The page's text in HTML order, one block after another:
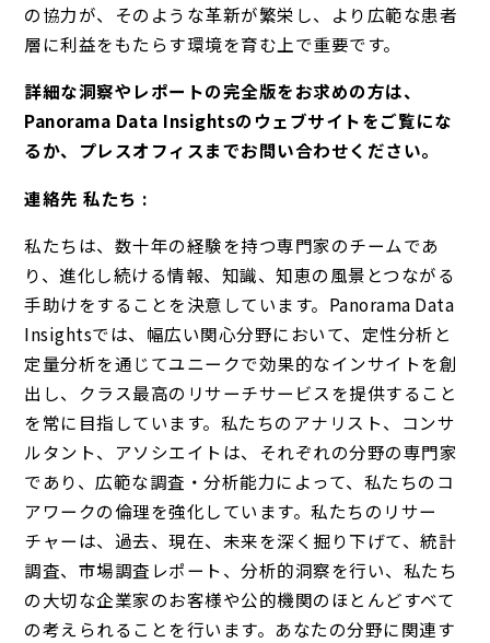
の協力が、そのような革新が繁栄し、より広範な患者
層に利益をもたらす環境を育む上で重要です。
詳細な洞察やレポートの完全版をお求めの方は、
Panorama Data Insightsのウェブサイトをご覧にな
るか、プレスオフィスまでお問い合わせください。
連絡先 私たち :
私たちは、数十年の経験を持つ専門家のチームであ
り、進化し続ける情報、知識、知恵の風景とつながる
手助けをすることを決意しています。Panorama Data
Insightsでは、幅広い関心分野において、定性分析と
定量分析を通じてユニークで効果的なインサイトを創
出し、クラス最高のリサーチサービスを提供すること
を常に目指しています。私たちのアナリスト、コンサ
ルタント、アソシエイトは、それぞれの分野の専門家
であり、広範な調査・分析能力によって、私たちのコ
アワークの倫理を強化しています。私たちのリサー
チャーは、過去、現在、未来を深く掘り下げて、統計
調査、市場調査レポート、分析的洞察を行い、私たち
の大切な企業家のお客様や公的機関のほとんどすべて
の考えられることを行います。あなたの分野に関連す